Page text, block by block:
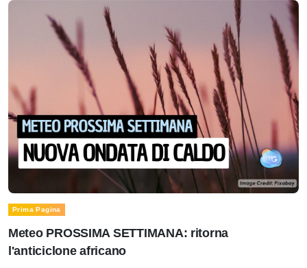
Prima Pagina
Meteo PROSSIMA SETTIMANA: ritorna
l'anticiclone africano